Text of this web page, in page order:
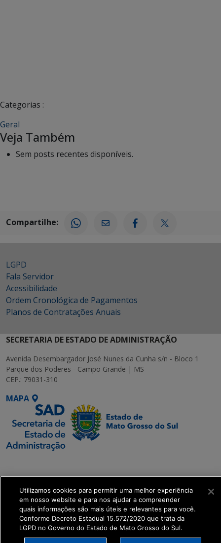
Categorias :
Geral
Veja Também
Sem posts recentes disponíveis.
Compartilhe:
LGPD
Fala Servidor
Acessibilidade
Ordem Cronológica de Pagamentos
Planos de Contratações Anuais
SECRETARIA DE ESTADO DE ADMINISTRAÇÃO
Avenida Desembargador José Nunes da Cunha s/n - Bloco 1
Parque dos Poderes - Campo Grande | MS
CEP.: 79031-310
MAPA
Executiva de
Transformação Digital
get_footer();
Utilizamos cookies para permitir uma melhor experiência
em nosso website e para nos ajudar a compreender
quais informações são mais úteis e relevantes para você.
Conforme Decreto Estadual 15.572/2020 que trata da
LGPD no Governo do Estado de Mato Grosso do Sul.